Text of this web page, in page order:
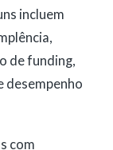
incluem
de funding,
desempenho
com